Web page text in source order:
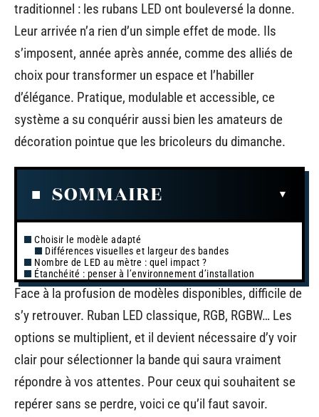
traditionnel : les rubans LED ont bouleversé la donne.
Leur arrivée n’a rien d’un simple effet de mode. Ils
s’imposent, année après année, comme des alliés de
choix pour transformer un espace et l’habiller
d’élégance. Pratique, modulable et accessible, ce
système a su conquérir aussi bien les amateurs de
décoration pointue que les bricoleurs du dimanche.
SOMMAIRE
Choisir le modèle adapté
Différences visuelles et largeur des bandes
Nombre de LED au mètre : quel impact ?
Étanchéité : penser à l’environnement d’installation
Face à la profusion de modèles disponibles, difficile de
s’y retrouver. Ruban LED classique, RGB, RGBW… Les
options se multiplient, et il devient nécessaire d’y voir
clair pour sélectionner la bande qui saura vraiment
répondre à vos attentes. Pour ceux qui souhaitent se
repérer sans se perdre, voici ce qu’il faut savoir.